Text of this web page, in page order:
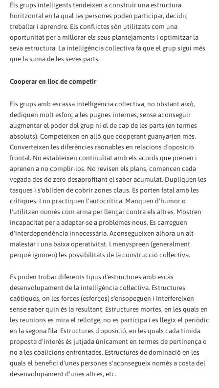
Els grups intel·ligents tendeixen a construir una estructura
horitzontal en la qual les persones poden participar, decidir,
treballar i aprendre. Els conflictes són utilitzats com una
oportunitat per a millorar els seus plantejaments i optimitzar la
seva estructura. La intel·ligència col·lectiva fa que el grup sigui més
que la suma de les seves parts.
Cooperar en lloc de competir
Els grups amb escassa intel·ligència col·lectiva, no obstant això,
dediquen molt esforç a les pugnes internes, sense aconseguir
augmentar el poder del grup ni el de cap de les parts (en termes
absoluts). Competeixen en allò que cooperant guanyarien més.
Converteixen les diferències raonables en relacions d'oposició
frontal. No estableixen continuïtat amb els acords que prenen i
aprenen a no complir-los. No revisen els plans, comencen cada
vegada des de zero desaprofitant el saber acumulat. Dupliquen les
tasques i s'obliden de cobrir zones claus. Es porten fatal amb les
crítiques. I no practiquen l'autocrítica. Manquen d'humor o
l'utilitzen només com arma per llençar contra els altres. Mostren
incapacitat per a adaptar-se a problemes nous. Es carreguen
d'interdependència innecessària. Aconsegueixen alhora un alt
malestar i una baixa operativitat. I menyspreen (generalment
perquè ignoren) les possibilitats de la construcció col·lectiva.
Es poden trobar diferents tipus d'estructures amb escàs
desenvolupament de la intel·ligència col·lectiva. Estructures
caòtiques, on les forces (esforços) s'ensopeguen i interfereixen
sense saber quin és la resultant. Estructures mortes, en les quals en
les reunions es mira el rellotge, no es participa i es llegix el periòdic
en la segona fila. Estructures d'oposició, en les quals cada tímida
proposta d'interès és jutjada únicament en termes de pertinença o
no a les coalicions enfrontades. Estructures de dominació en les
quals el benefici d'unes persones s'aconsegueix només a costa del
desenvolupament d'unes altres, etc.